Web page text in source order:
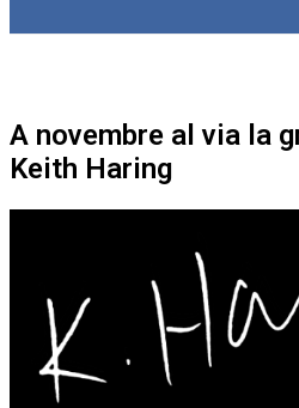
A novembre al via la
Keith Haring